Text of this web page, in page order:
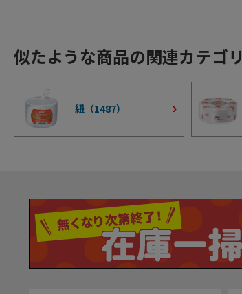
似たような商品の関連カテゴリ
紐（1487）